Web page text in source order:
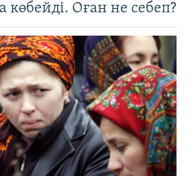
көбейді. Оған не себеп?